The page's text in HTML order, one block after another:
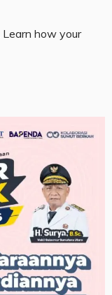
Learn how your